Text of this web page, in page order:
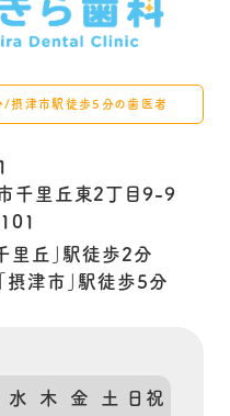
/摂津市駅徒歩5分の歯医者
千里丘東2丁目9-9
里丘」駅徒歩2分
摂津市」駅徒歩5分
水 木 金 土 日祝